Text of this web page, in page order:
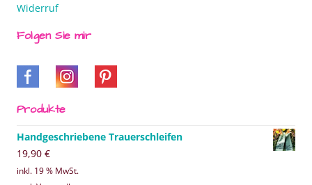
Widerruf
Folgen Sie mir
Produkte
Handgeschriebene Trauerschleifen
19,90 €
inkl. 19 % MwSt.